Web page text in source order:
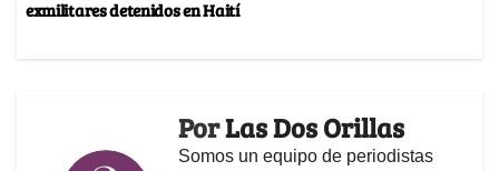
exmilitares detenidos en Haití
PorLas Dos Orillas
Somos un equipo de periodistas